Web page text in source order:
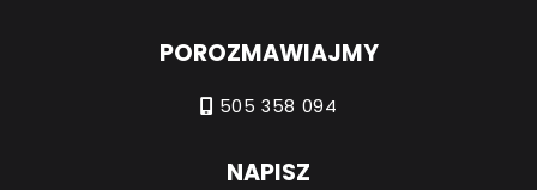
POROZMAWIAJMY
505 358 094
NAPISZ